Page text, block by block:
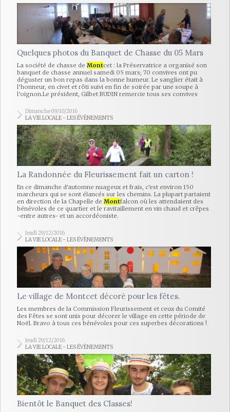
Quelques photos du Banquet de Chasse du 05 Mars
La société de chasse de Montcet : la Préservatrice a organisé son
banquet de chasse annuel samedi 05 mars; 70 convives ont pu
déguster un bon repas dans la bonne humeur. Le sanglier était à
l’honneur, en civet et rôti suivi en fin de soirée par une soupe à
l’oignon.Le président, Gilbet BUDIN remercie tous ses convives
Dimanche 09/10/2016
LA VIE LOCALE - LES ÉVÈNEMENTS
La Randonnée du Fleurissement fait un carton !
En ce dimanche d'automne nuageux et frais, c'est environ 150
marcheurs qui se sont élancés sur les chemins. La plupart partaient
en direction de la Chapelle de Montfalcon où les attendaient des
bénévoles de ce quartier et le ravitaillement en vin chaud et crêpes
-entre autres- et un accordéoniste.
Jeudi 29/12/2016
LA VIE LOCALE - LES ÉVÈNEMENTS
Le village de Montcet décoré pour les fêtes.
Les membres de la Commission Fleurissement et ceux du Comité
des Fêtes se sont unis pour décorer le village en cette période de
Noël. Bravo à tous ces bénévoles pour ces superbes décorations !
Jeudi 29/12/2016
LA VIE LOCALE - LES ÉVÈNEMENTS
Bientôt le Banquet des Classes!